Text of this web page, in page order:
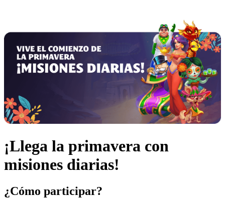
¡Llega la primavera con
misiones diarias!
¿Cómo participar?